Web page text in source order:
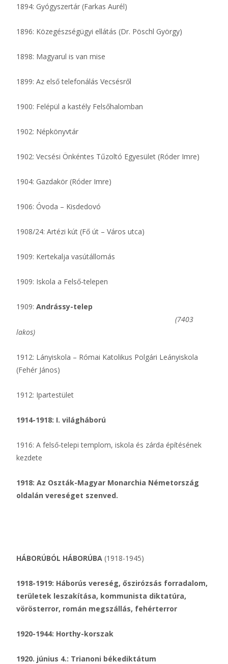
1894: Gyógyszertár (Farkas Aurél)
1896: Közegészségügyi ellátás (Dr. Pöschl György)
1898: Magyarul is van mise
1899: Az első telefonálás Vecsésről
1900: Felépül a kastély Felsőhalomban
1902: Népkönyvtár
1902: Vecsési Önkéntes Tűzoltó Egyesület (Róder Imre)
1904: Gazdakör (Róder Imre)
1906: Óvoda – Kisdedovó
1908/24: Artézi kút (Fő út – Város utca)
1909: Kertekalja vasútállomás
1909: Iskola a Felső-telepen
1909: Andrássy-telep
(7403
lakos)
1912: Lányiskola – Római Katolikus Polgári Leányiskola
(Fehér János)
1912: Ipartestület
1914-1918: I. világháború
1916: A felső-telepi templom, iskola és zárda építésének
kezdete
1918: Az Oszták-Magyar Monarchia Németország
oldalán vereséget szenved.
HÁBORÚBÓL HÁBORÚBA (1918-1945)
1918-1919: Háborús vereség, őszirózsás forradalom,
területek leszakítása, kommunista diktatúra,
vörösterror, román megszállás, fehérterror
1920-1944: Horthy-korszak
1920. június 4.: Trianoni békediktátum